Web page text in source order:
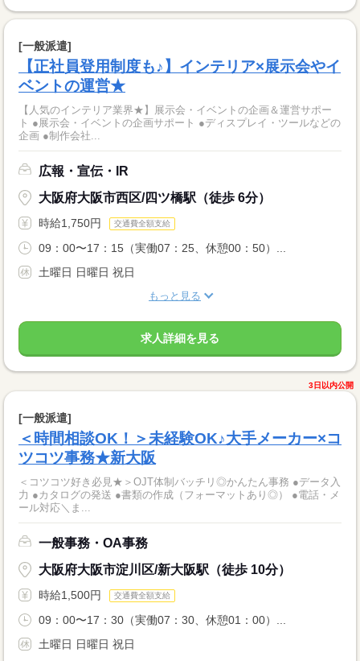
[一般派遣]
【正社員登用制度も♪】インテリア×展示会やイ
ベントの運営★
【人気のインテリア業界★】展示会・イベントの企画＆運営サポー
ト ●展示会・イベントの企画サポート ●ディスプレイ・ツールなどの
企画 ●制作会社...
広報・宣伝・IR
大阪府大阪市西区/四ツ橋駅（徒歩 6分）
時給1,750円 交通費全額支給
09：00〜17：15（実働07：25、休憩00：50）...
土曜日 日曜日 祝日
もっと見る
求人詳細を見る
3日以内公開
[一般派遣]
＜時間相談OK！＞未経験OK♪大手メーカー×コ
ツコツ事務★新大阪
＜コツコツ好き必見★＞OJT体制バッチリ◎かんたん事務 ●データ入
力 ●カタログの発送 ●書類の作成（フォーマットあり◎） ●電話・メ
ール対応＼ま...
一般事務・OA事務
大阪府大阪市淀川区/新大阪駅（徒歩 10分）
時給1,500円 交通費全額支給
09：00〜17：30（実働07：30、休憩01：00）...
土曜日 日曜日 祝日